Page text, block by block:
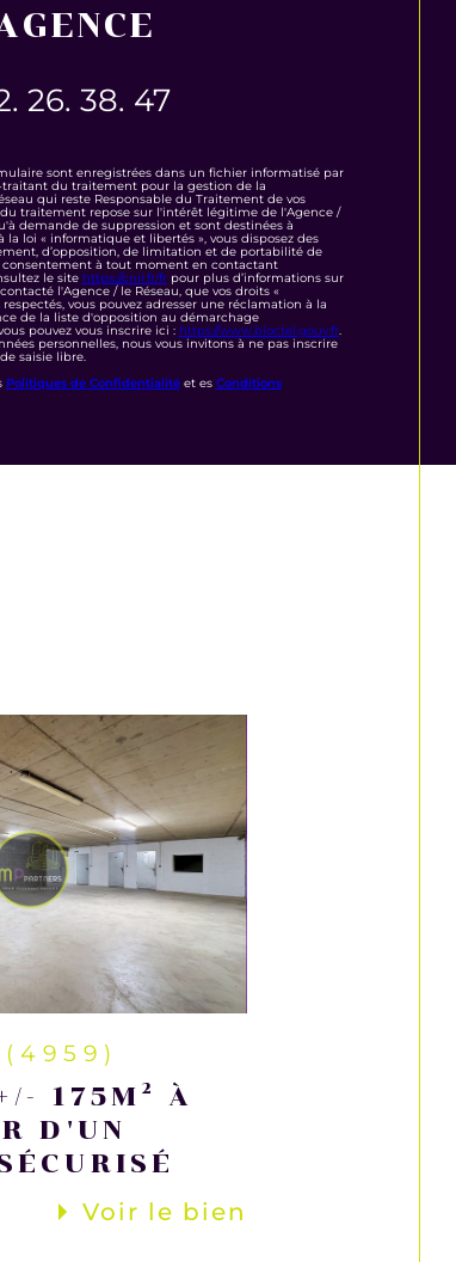
26. 38. 47
sont enregistrées dans un fichier informatisé par
du traitement pour la gestion de la
qui reste Responsable du Traitement de vos
du traitement repose sur l'intérêt légitime de l'Agence /
demande de suppression et sont destinées à
la loi « informatique et libertés », vous disposez des
d’opposition, de limitation et de portabilité de
consentement à tout moment en contactant
le site https://cnil.fr/frpour plus d’informations sur
l'Agence / le Réseau, que vos droits «
vous pouvez adresser une réclamation à la
de la liste d'opposition au démarchage
pouvez vous inscrire ici : https://www.bloctel.gouv.fr.
personnelles, nous vous invitons à ne pas inscrire
saisie libre.
Politiques de Confidentialitéet es Conditions
175M² À
D'UN
Voir le bien